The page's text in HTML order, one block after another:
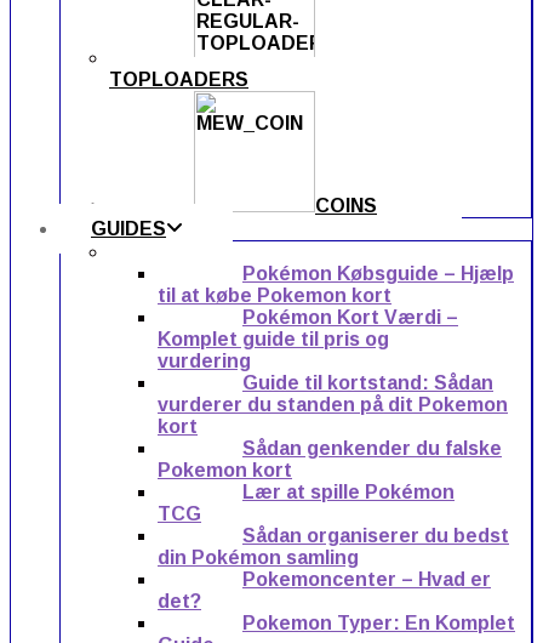
TOPLOADERS
COINS
GUIDES
Pokémon Købsguide – Hjælp
til at købe Pokemon kort
Pokémon Kort Værdi –
Komplet guide til pris og
vurdering
Guide til kortstand: Sådan
vurderer du standen på dit Pokemon
kort
Sådan genkender du falske
Pokemon kort
Lær at spille Pokémon
TCG
Sådan organiserer du bedst
din Pokémon samling
Pokemoncenter – Hvad er
det?
Pokemon Typer: En Komplet